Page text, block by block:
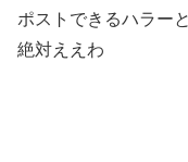
ポストできるハラー
絶対ええわ